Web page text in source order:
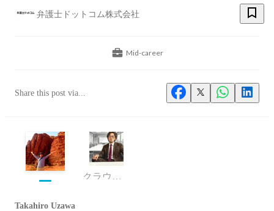
弁護士ドットコム株式会社
Mid-career
Share this post via...
クラウドサイン事業本部 新規事業推進部 部長
Takahiro Uzawa